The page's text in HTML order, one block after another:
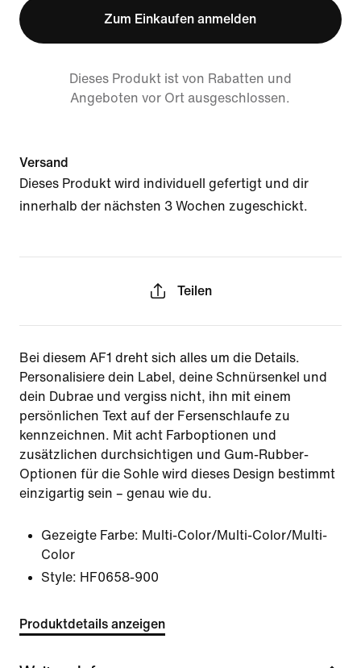
Zum Einkaufen anmelden
Dieses Produkt ist von Rabatten und
Angeboten vor Ort ausgeschlossen.
Versand
Dieses Produkt wird individuell gefertigt und dir
innerhalb der nächsten 3 Wochen zugeschickt.
Teilen
Bei diesem AF1 dreht sich alles um die Details.
Personalisiere dein Label, deine Schnürsenkel und
dein Dubrae und vergiss nicht, ihn mit einem
persönlichen Text auf der Fersenschlaufe zu
kennzeichnen. Mit acht Farboptionen und
zusätzlichen durchsichtigen und Gum-Rubber-
Optionen für die Sohle wird dieses Design bestimmt
einzigartig sein – genau wie du.
Gezeigte Farbe: Multi-Color/Multi-Color/Multi-
Color
Style: HF0658-900
Produktdetails anzeigen